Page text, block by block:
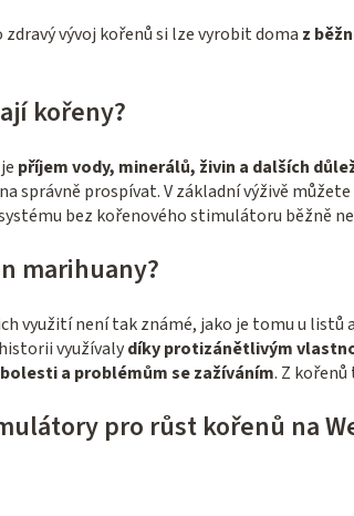
p
i
vývoj kořenů si lze vyrobit doma z
kořeny?
příjem vody, minerálů, živin a dalších
správně prospívat. V základní výživě
bez kořenového stimulátoru běžně
marihuany?
využití není tak známé, jako je tomu u
využívalydíky protizánětlivým
a problémům se zažíváním. Z
pro růst kořenů na